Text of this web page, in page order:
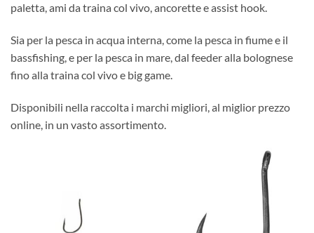
paletta, ami da traina col vivo, ancorette e assist hook.
Sia per la pesca in acqua interna, come la pesca in fiume e il
bassfishing, e per la pesca in mare, dal feeder alla bolognese
fino alla traina col vivo e big game.
Disponibili nella raccolta i marchi migliori, al miglior prezzo
online, in un vasto assortimento.